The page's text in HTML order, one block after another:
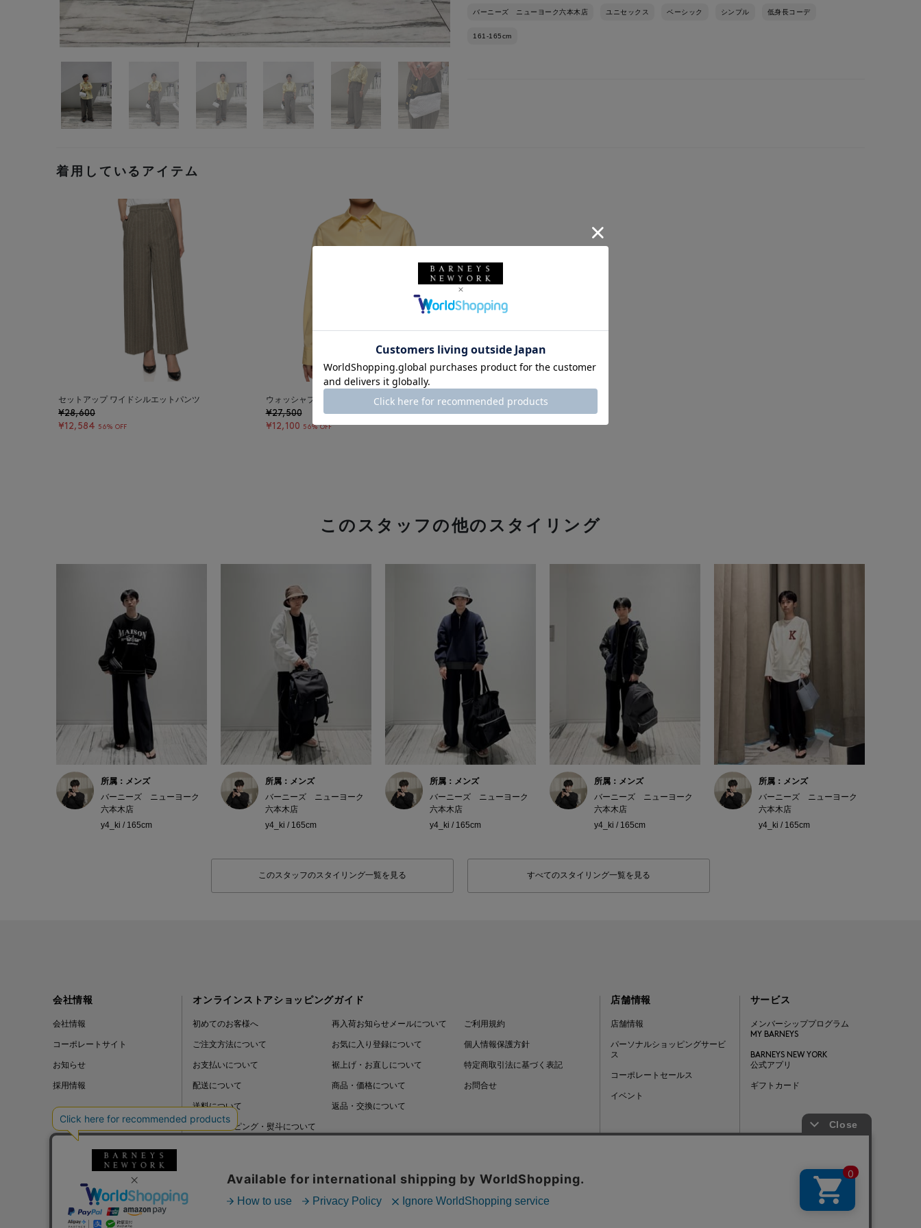
バーニーズ ニューヨーク六本木店 ユニセックス ベーシック シンプル 低身長コーデ
161-165cm
着用しているアイテム
セットアップ ワイドシルエットパンツ
¥28,600
¥12,584 56% OFF
ウォッシャブル レギュラーカラーシャツ
¥27,500
¥12,100 56% OFF
このスタッフの他のスタイリング
所属：メンズ
バーニーズ ニューヨーク
六本木店
y4_ki / 165cm
所属：メンズ
バーニーズ ニューヨーク
六本木店
y4_ki / 165cm
所属：メンズ
バーニーズ ニューヨーク
六本木店
y4_ki / 165cm
所属：メンズ
バーニーズ ニューヨーク
六本木店
y4_ki / 165cm
所属：メンズ
バーニーズ ニューヨーク
六本木店
y4_ki / 165cm
このスタッフのスタイリング一覧を見る すべてのスタイリング一覧を見る
会社情報
会社情報
コーポレートサイト
お知らせ
採用情報
オンラインストアショッピングガイド
初めてのお客様へ
ご注文方法について
お支払いについて
配送について
送料について
ギフトラッピング・熨斗について
再入荷お知らせメールについて
お気に入り登録について
裾上げ・お直しについて
商品・価格について
返品・交換について
ご利用規約
個人情報保護方針
特定商取引法に基づく表記
お問合せ
店舗情報
店舗情報
パーソナルショッピングサービ
ス
コーポレートセールス
イベント
サービス
メンバーシッププログラム
MY BARNEYS
BARNEYS NEW YORK
公式アプリ
ギフトカード